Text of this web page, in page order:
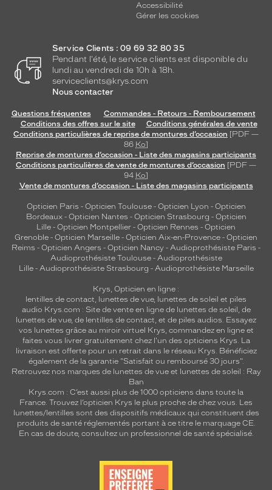
Accessibilité
Gérer les cookies
Service Clients : 09 69 32 80 35
Pendant l'été, le service clients est disponible du
lundi au vendredi de 10h à 18h.
serviceclients@krys.com
Nous contacter
Questions fréquentes
Commandes - Retours - Remboursement
Conditions des offres sur le site
Conditions générales de vente
Conditions particulières de reprise de montures d’occasion [PDF —
86 Ko]
Reprise de montures d’occasion - Liste des magasins participants
Conditions particulières de vente de montures d’occasion [PDF —
94 Ko]
Vente de montures d’occasion - Liste des magasins participants
Opticien Paris - Opticien Toulouse- Opticien Lyon - Opticien
Bordeaux- Opticien Nantes - Opticien Strasbourg - Opticien
Lille - Opticien Montpellier - Opticien Rennes - Opticien
Grenoble - Opticien Marseille - Opticien Aix-en-Provence - Opticien
Reims - Opticien Angers - Opticien Nancy - Audioprothésiste Paris -
Audioprothésiste Toulouse- Audioprothésiste
Lille- Audioprothésiste Strasbourg - Audioprothésiste Marseille
Krys, Opticien en ligne :
lentilles de contact, lunettes de vue, lunettes de soleil et piles
audio Krys.com : Site de vente en ligne de lunettes de soleil, de
lunettes de vue, de lentilles de contact, et de piles audios. Essayez
vos lunettes grâce au miroir virtuel Krys, commandez en ligne et
faites vous livrer gratuitement chez l'un des opticiens Krys. La
livraison est offerte pour un retrait dans le réseau Krys. Bénéficiez
également de la garantie "Satisfait ou remboursé 30 jours".
Retrouvez nos marques de lunettes de vue et lunettes de soleil : Ray
Ban
Krys.com : C’est aussi plus de 1000 opticiens dans toute la
France. Trouvez l’opticien Krys le plus proche de chez vous. Les
lunettes/lentilles sont des dispositifs médicaux qui constituent des
produits de santé réglementés portant à ce titre le marquage CE.
En cas de doute, consultez un professionnel de santé spécialisé.